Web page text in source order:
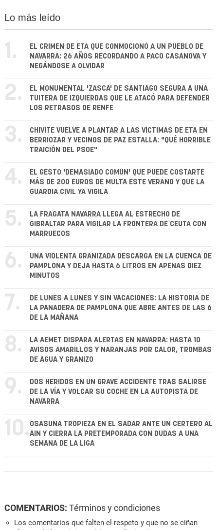
Lo más leído
1.
EL CRIMEN DE ETA QUE CONMOCIONÓ A UN PUEBLO DE
NAVARRA: 26 AÑOS RECORDANDO A PACO CASANOVA Y
NEGÁNDOSE A OLVIDAR
2.
EL MONUMENTAL 'ZASCA' DE SANTIAGO SEGURA A UNA
TUITERA DE IZQUIERDAS QUE LE ATACÓ PARA DEFENDER
LOS RETRASOS DE RENFE
3.
CHIVITE VUELVE A PLANTAR A LAS VÍCTIMAS DE ETA EN
BERRIOZAR Y VECINOS DE PAZ ESTALLA: "QUÉ HORRIBLE
TRAICIÓN DEL PSOE"
4.
EL GESTO 'DEMASIADO COMÚN' QUE PUEDE COSTARTE
MÁS DE 200 EUROS DE MULTA ESTE VERANO Y QUE LA
GUARDIA CIVIL YA VIGILA
5.
LA FRAGATA NAVARRA LLEGA AL ESTRECHO DE
GIBRALTAR PARA VIGILAR LA FRONTERA DE CEUTA CON
MARRUECOS
6.
UNA VIOLENTA GRANIZADA DESCARGA EN LA CUENCA DE
PAMPLONA Y DEJA HASTA 6 LITROS EN APENAS DIEZ
MINUTOS
7.
DE LUNES A LUNES Y SIN VACACIONES: LA HISTORIA DE
LA PANADERA DE PAMPLONA QUE ABRE ANTES DE LAS 6
DE LA MAÑANA
8.
LA AEMET DISPARA ALERTAS EN NAVARRA: HASTA 10
AVISOS AMARILLOS Y NARANJAS POR CALOR, TROMBAS
DE AGUA Y GRANIZO
9.
DOS HERIDOS EN UN GRAVE ACCIDENTE TRAS SALIRSE
DE LA VÍA Y VOLCAR SU COCHE EN LA AUTOPISTA DE
NAVARRA
10. OSASUNA TROPIEZA EN EL SADAR ANTE UN CERTERO AL
AIN Y CIERRA LA PRETEMPORADA CON DUDAS A UNA
SEMANA DE LA LIGA
COMENTARIOS: Términos y condiciones
Los comentarios que falten el respeto y que no se ciñan